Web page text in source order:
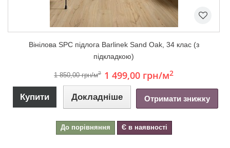
Вінілова SPC підлога Barlinek Sand Oak, 34 клас (з
підкладкою)
1 850,00 грн/м2 1 499,00 грн/м2
Купити Докладніше Отримати знижку
До порівняння Є в наявності